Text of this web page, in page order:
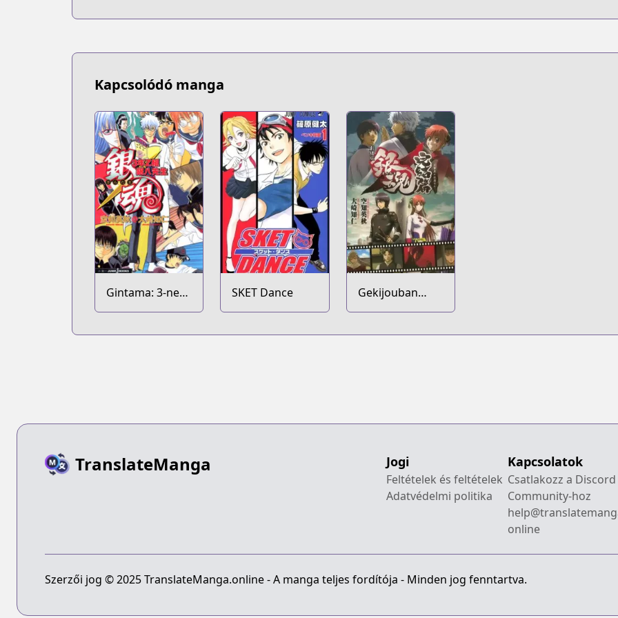
Kapcsolódó manga
Gintama: 3-nen
Z-gumi
SKET Dance
Gekijouban
Gintama:
TranslateManga Jogi
Feltételek és feltételek
Adatvédelmi politika
Kapcsolatok
Csatlakozz a Discord
Community-hoz
online
Szerzői jog © 2025 TranslateManga.online - A manga teljes fordítója - Minden jog fenntartva.